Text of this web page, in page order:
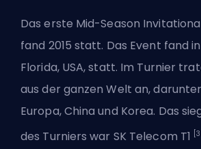
Das erste Mid-Season
fand 2015 statt. Das Event fand
Florida, USA, statt. Im Turnier
aus der ganzen Welt an,
Europa, China und Korea. Das
des Turniers war SK Telecom T1 [3]